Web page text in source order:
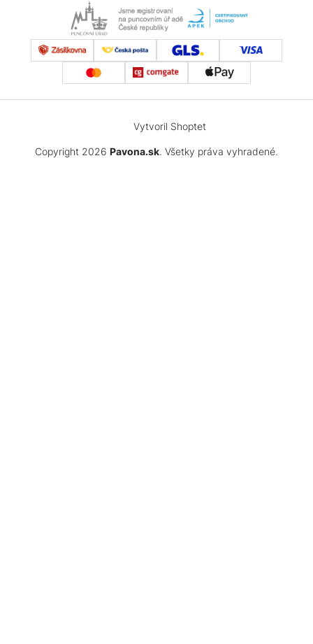
Vytvoril Shoptet
Copyright 2026 Pavona.sk. Všetky práva vyhradené.